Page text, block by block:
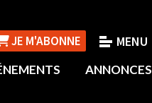
JE M'ABONNE
ANNONCES